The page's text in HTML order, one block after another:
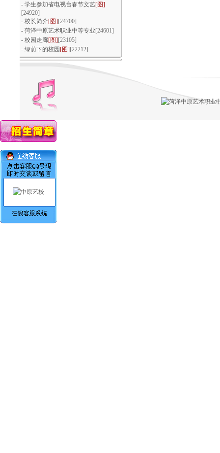
回眸耕耘路·逐梦在中原
浓情重阳 敬老爱老
文体活动百花齐放，多彩青春魅力芳
- 学生参加省电视台春节文艺[图]
[24920]
- 校长简介[图] [24700]
- 菏泽中原艺术职业中等专业 [24601]
- 校园走廊[图] [23105]
- 绿荫下的校园 [图] [22212]